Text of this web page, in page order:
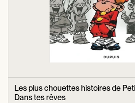
Les plus chouettes histoires de
Dans tes rêves